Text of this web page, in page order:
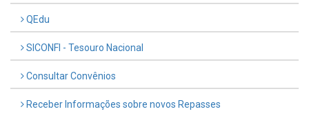
QEdu
SICONFI - Tesouro Nacional
Consultar Convênios
Receber Informações sobre novos Repasses